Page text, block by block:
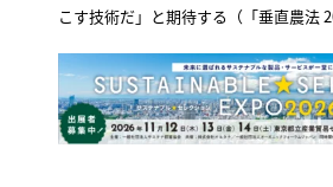
こす技術だ」と期待する（「垂直農法